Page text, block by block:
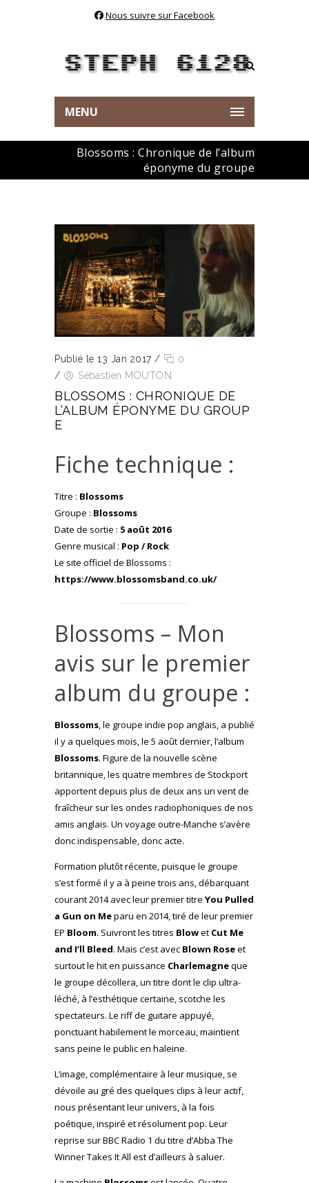
Nous suivre sur Facebook
MENU
Blossoms : Chronique de l’album
éponyme du groupe
Publié le 13 Jan 2017 /
0
/
Sébastien MOUTON
BLOSSOMS : CHRONIQUE DE
L’ALBUM ÉPONYME DU GROUP
E
Fiche technique :
Titre : Blossoms
Groupe : Blossoms
Date de sortie : 5 août 2016
Genre musical : Pop / Rock
Le site officiel de Blossoms :
https://www.blossomsband.co.uk/
Blossoms – Mon
avis sur le premier
album du groupe :
Blossoms, le groupe indie pop anglais, a publié
il y a quelques mois, le 5 août dernier, l’album
Blossoms. Figure de la nouvelle scène
britannique, les quatre membres de Stockport
apportent depuis plus de deux ans un vent de
fraîcheur sur les ondes radiophoniques de nos
amis anglais. Un voyage outre-Manche s’avère
donc indispensable, donc acte.
Formation plutôt récente, puisque le groupe
s’est formé il y a à peine trois ans, débarquant
courant 2014 avec leur premier titre You Pulled
a Gun on Meparu en 2014, tiré de leur premier
EP Bloom. Suivront les titres Blowet Cut Me
and I’ll Bleed. Mais c’est avec Blown Roseet
surtout le hit en puissance Charlemagneque
le groupe décollera, un titre dont le clip ultra-
léché, à l’esthétique certaine, scotche les
spectateurs. Le riff de guitare appuyé,
ponctuant habilement le morceau, maintient
sans peine le public en haleine.
L’image, complémentaire à leur musique, se
dévoile au gré des quelques clips à leur actif,
nous présentant leur univers, à la fois
poétique, inspiré et résolument pop. Leur
reprise sur BBC Radio 1 du titre d’Abba The
Winner Takes It All est d’ailleurs à saluer.